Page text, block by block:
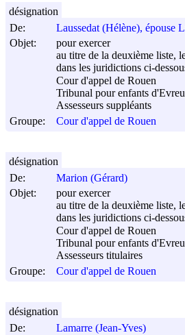
De:
Laussedat (Hélène), épouse
Objet:
pour exercer
au titre de la deuxième liste,
dans les juridictions ci-
Cour d'appel de Rouen
Tribunal pour enfants
Assesseurs suppléants
Groupe:
Cour d'appel de Rouen
désignation
De:
Marion (Gérard)
Objet:
pour exercer
au titre de la deuxième liste,
dans les juridictions ci-
Cour d'appel de Rouen
Tribunal pour enfants
Assesseurs titulaires
Groupe:
Cour d'appel de Rouen
désignation
De:
Lamarre (Jean-Yves)
désignation